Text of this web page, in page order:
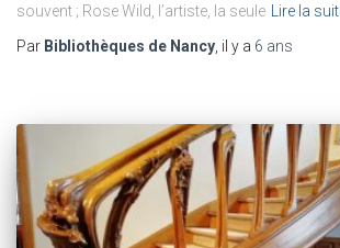
souvent ; Rose Wild, l’artiste, la seule
Lire la
Par Bibliothèques de Nancy , il y a 6 ans